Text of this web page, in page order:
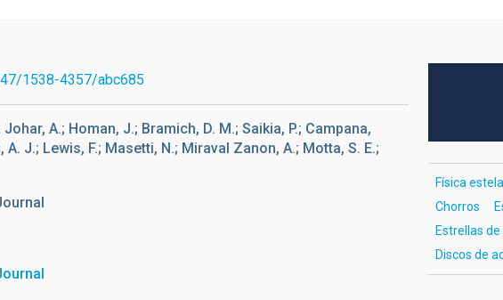
1538-4357/abc685
A.; Homan, J.; Bramich, D. M.; Saikia, P.; Campana,
A. J.; Lewis, F.; Masetti, N.; Miraval Zanon, A.; Motta, S. E.;
Física
Chorros
Estrellas
Discos de